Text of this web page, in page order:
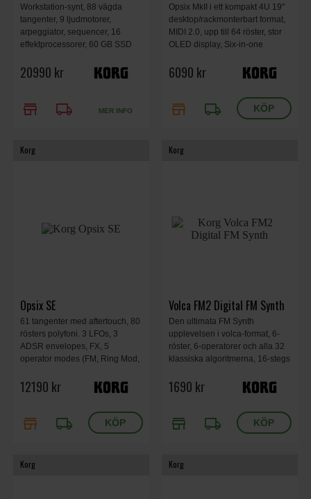
Workstation-synt, 88 vägda
tangenter, 9 ljudmotorer,
arpeggiator, sequencer, 16
effektprocessorer, 60 GB SSD
20990 kr
store local_shipping MER INFO
Opsix MkII i ett kompakt 4U 19"
desktop/rackmonterbart format,
MIDI 2.0, upp till 64 röster, stor
OLED display, Six-in-one
effelter, Polyphonic motion
sequencing, 482 x 172 x 104
6090 kr
store local_shipping
Korg
Opsix SE
61 tangenter med aftertouch, 80
rösters polyfoni. 3 LFOs, 3
ADSR envelopes, FX, 5
operator modes (FM, Ring Mod,
spara upp till 500 ljud,
metallchassi, inklusive case.
12190 kr
store local_shipping
Korg
Volca FM2 Digital FM Synth
Den ultimata FM Synth
upplevelsen i volca-format, 6-
röster, 6-operatorer och alla 32
klassiska algoritmerna, 16-stegs
kraftfull arpeggiator
1690 kr
store local_shipping
Korg Korg